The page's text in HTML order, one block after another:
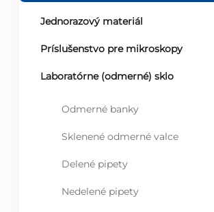
Jednorazový materiál
Príslušenstvo pre mikroskopy
Laboratórne (odmerné) sklo
Odmerné banky
Sklenené odmerné valce
Delené pipety
Nedelené pipety